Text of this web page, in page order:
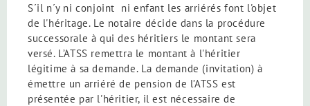
S´il n´y ni conjoint ni enfant les arriérés font l'objet
de l'héritage. Le notaire décide dans la procédure
successorale à qui des héritiers le montant sera
versé. L’ATSS remettra le montant à l'héritier
légitime à sa demande. La demande (invitation) à
émettre un arriéré de pension de l’ATSS est
présentée par l'héritier, il est nécessaire de